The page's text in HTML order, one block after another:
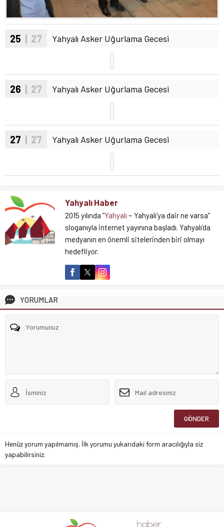
25 | 27 Yahyalı Asker Uğurlama Gecesi
26 | 27 Yahyalı Asker Uğurlama Gecesi
27 | 27 Yahyalı Asker Uğurlama Gecesi
Yahyalı Haber
2015 yılında ”Yahyalı ~ Yahyalı’ya dair ne varsa”
sloganıyla internet yayınına başladı. Yahyalı’da
medyanın en önemli sitelerinden biri olmayı
hedefliyor.
YORUMLAR
Henüz yorum yapılmamış. İlk yorumu yukarıdaki form aracılığıyla siz
yapabilirsiniz.